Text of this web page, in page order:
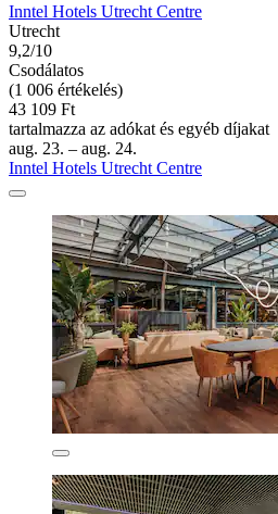
Inntel Hotels Utrecht Centre
Utrecht
9,2/10
Csodálatos
(1 006 értékelés)
43 109 Ft
tartalmazza az adókat és egyéb díjakat
aug. 23. – aug. 24.
Inntel Hotels Utrecht Centre